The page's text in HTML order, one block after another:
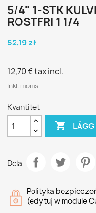
5/4" 1-STK
ROSTFRI 1 1/4
52,19 zł
12,70 €tax incl.
Inkl. moms
Kvantitet
 LÄGG
Dela
Polityka
(edytuj w module